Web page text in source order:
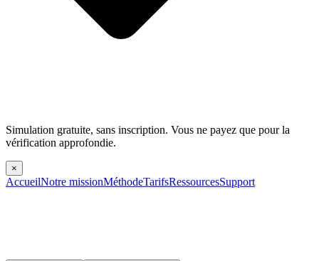
Simulation gratuite, sans inscription. Vous ne payez que pour la
vérification approfondie.
×
AccueilNotre missionMéthodeTarifsRessourcesSupport